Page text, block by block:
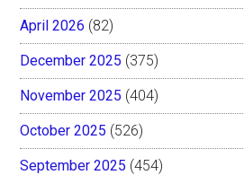
April 2026 (82)
December 2025 (375)
November 2025 (404)
October 2025 (526)
September 2025 (454)